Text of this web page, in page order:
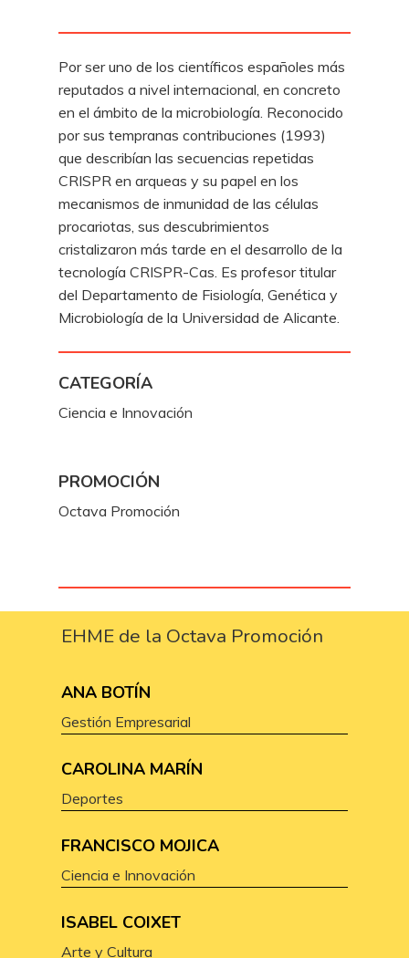
Por ser uno de los científicos españoles más
reputados a nivel internacional, en concreto
en el ámbito de la microbiología. Reconocido
por sus tempranas contribuciones (1993)
que describían las secuencias repetidas
CRISPR en arqueas y su papel en los
mecanismos de inmunidad de las células
procariotas, sus descubrimientos
cristalizaron más tarde en el desarrollo de la
tecnología CRISPR-Cas. Es profesor titular
del Departamento de Fisiología, Genética y
Microbiología de la Universidad de Alicante.
CATEGORÍA
Ciencia e Innovación
PROMOCIÓN
Octava Promoción
EHME de la Octava Promoción
ANA BOTÍN
Gestión Empresarial
CAROLINA MARÍN
Deportes
FRANCISCO MOJICA
Ciencia e Innovación
ISABEL COIXET
Arte y Cultura